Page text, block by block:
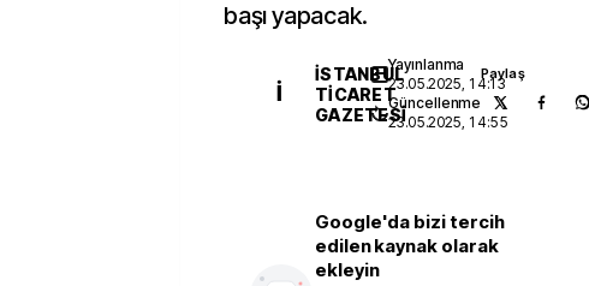
başı yapacak.
İ
İSTANBUL
TICARET
GAZETESI
Yayınlanma
23.05.2025, 14:13
Güncellenme
23.05.2025, 14:55
Paylaş
Google'da bizi tercih
edilen kaynak olarak
ekleyin